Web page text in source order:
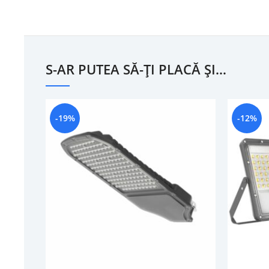
S-AR PUTEA SĂ-ȚI PLACĂ ȘI…
-19% -12%